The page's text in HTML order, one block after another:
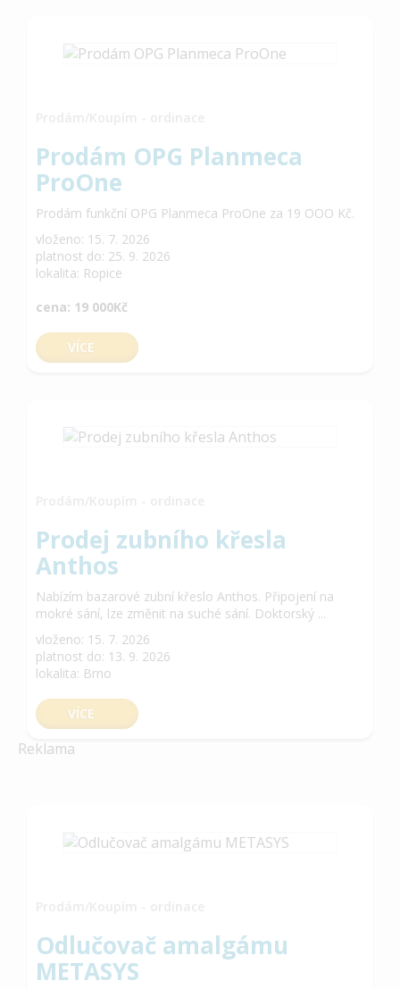
Prodám OPG Planmeca
ProOne
Prodám funkční OPG Planmeca ProOne za 19 OOO Kč.
vloženo: 15. 7. 2026
platnost do: 25. 9. 2026
lokalita: Ropice
cena: 19 000Kč
VÍCE
Prodej zubního křesla
Anthos
Nabízím bazarové zubní křeslo Anthos. Připojení na
mokré sání, lze změnit na suché sání. Doktorský ...
vloženo: 15. 7. 2026
platnost do: 13. 9. 2026
lokalita: Brno
VÍCE
Reklama
Odlučovač amalgámu
METASYS